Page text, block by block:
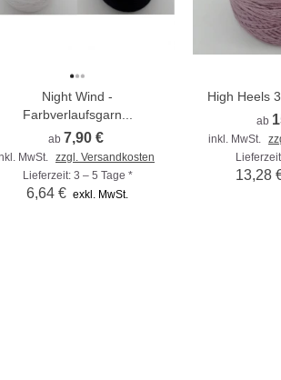
Night Wind -
Farbverlaufsgarn...
ab 7,90 €
MwSt.
zzgl. Versandkosten
Lieferzeit: 3 – 5 Tage *
6,64 € exkl. MwSt.
High Heels
ab
inkl. MwSt.
13,28